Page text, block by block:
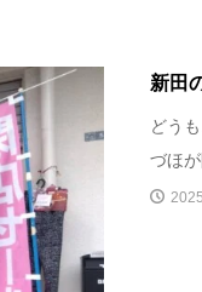
新田
どう
づほ